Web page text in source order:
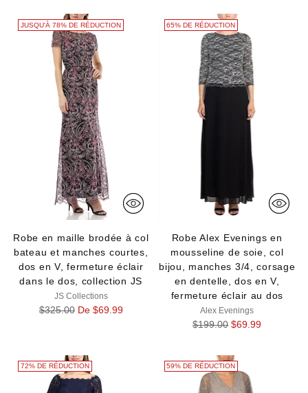
JUSQU'À 78% DE RÉDUCTION
Robe en maille brodée à col
bateau et manches courtes,
dos en V, fermeture éclair
dans le dos, collection JS
JS Collections
Prix
$325.00 De $69.99
65% DE RÉDUCTION
Robe Alex Evenings en
mousseline de soie, col
bijou, manches 3/4, corsage
en dentelle, dos en V,
fermeture éclair au dos
Alex Evenings
Prix
$199.00 $69.99
72% DE RÉDUCTION 59% DE RÉDUCTION